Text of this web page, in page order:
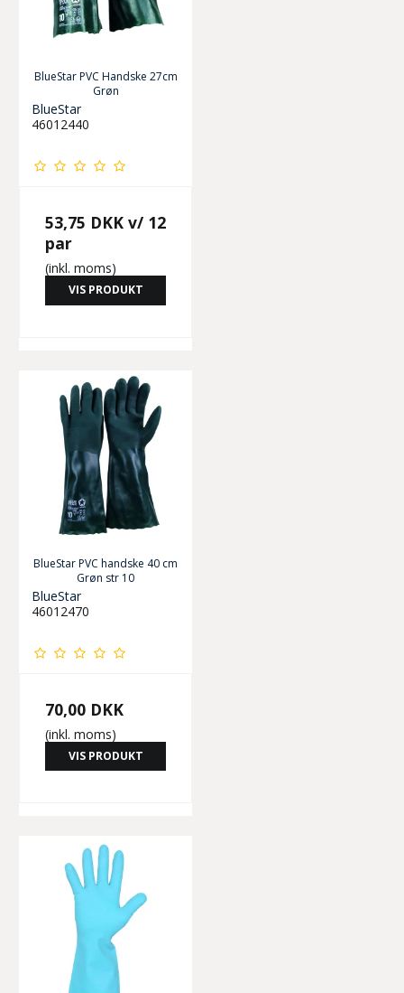
BlueStar PVC Handske 27cm
Grøn
BlueStar
46012440
53,75 DKK v/ 12
par
(inkl. moms)
VIS PRODUKT
BlueStar PVC handske 40 cm
Grøn str 10
BlueStar
46012470
70,00 DKK
(inkl. moms)
VIS PRODUKT